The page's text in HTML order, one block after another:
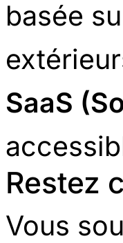
basée
SaaS
Restez
Vous